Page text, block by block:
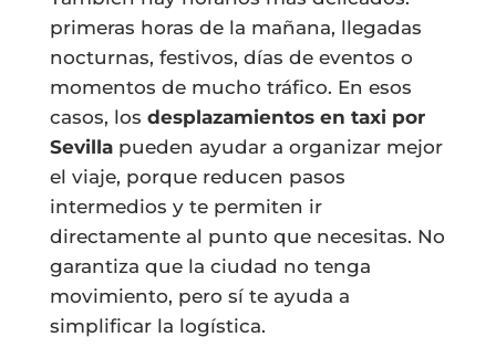
primeras horas de la mañana, llegadas
nocturnas, festivos, días de eventos o
momentos de mucho tráfico. En esos
casos, los desplazamientos en taxi por
Sevillapueden ayudar a organizar mejor
el viaje, porque reducen pasos
intermedios y te permiten ir
directamente al punto que necesitas. No
garantiza que la ciudad no tenga
movimiento, pero sí te ayuda a
simplificar la logística.